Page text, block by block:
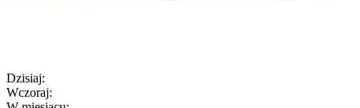
Dzisiaj:
Wczoraj: